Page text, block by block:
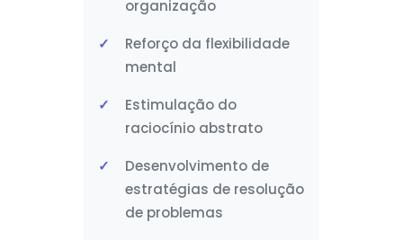
organização
Reforço da flexibilidade
mental
Estimulação do
raciocínio abstrato
Desenvolvimento de
estratégias de resolução
de problemas